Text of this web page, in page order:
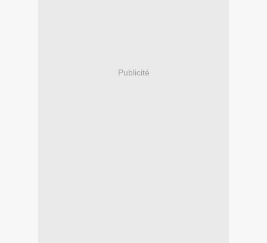
Publicité